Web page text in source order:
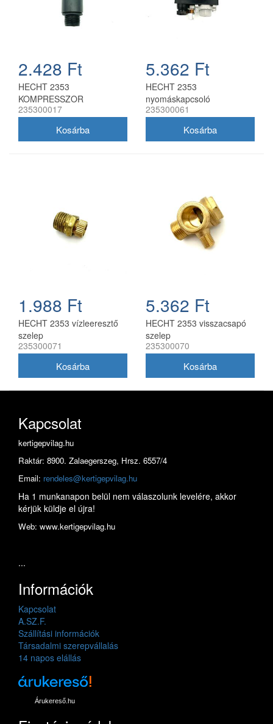
2.428 Ft
HECHT 2353
KOMPRESSZOR
LEFÚJÓSZELEP
235300017
5.362 Ft
HECHT 2353
nyomáskapcsoló
235300061
1.988 Ft
HECHT 2353 vízleeresztő
szelep
235300071
5.362 Ft
HECHT 2353 visszacsapó
szelep
235300070
Kapcsolat
kertigepvilag.hu
Raktár: 8900. Zalaegerszeg, Hrsz. 6557/4
Email: rendeles@kertigepvilag.hu
Ha 1 munkanapon belül nem válaszolunk levelére, akkor
kérjük küldje el újra!
Web: www.kertigepvilag.hu
...
Információk
Kapcsolat
A.SZ.F.
Szállítási információk
Társadalmi szerepvállalás
14 napos elállás
Árukereső.hu